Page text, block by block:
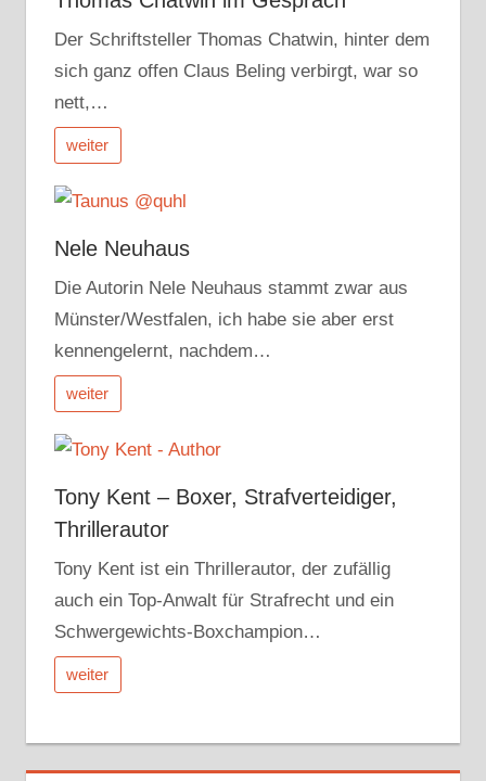
Der Schriftsteller Thomas Chatwin, hinter dem
sich ganz offen Claus Beling verbirgt, war so
nett,…
weiter
Nele Neuhaus
Die Autorin Nele Neuhaus stammt zwar aus
Münster/Westfalen, ich habe sie aber erst
kennengelernt, nachdem…
weiter
Tony Kent – Boxer, Strafverteidiger,
Thrillerautor
Tony Kent ist ein Thrillerautor, der zufällig
auch ein Top-Anwalt für Strafrecht und ein
Schwergewichts-Boxchampion…
weiter